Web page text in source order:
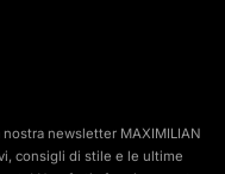
newsletter MAXIMILIAN
consigli di stile e le ultime